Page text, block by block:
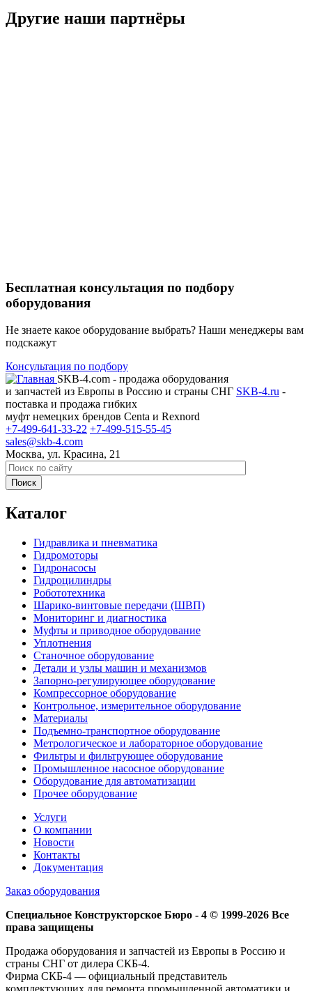
Другие наши партнёры
Бесплатная консультация по подбору
оборудования
Не знаете какое оборудование выбрать? Наши менеджеры вам
подскажут
Консультация по подбору
SKB-4.com - продажа оборудования
и запчастей из Европы в Россию и страны СНГ SKB-4.ru -
поставка и продажа гибких
муфт немецких брендов Centa и Rexnord
+7-499-641-33-22 +7-499-515-55-45
sales@skb-4.com
Москва, ул. Красина, 21
Каталог
Гидравлика и пневматика
Гидромоторы
Гидронасосы
Гидроцилиндры
Робототехника
Шарико-винтовые передачи (ШВП)
Мониторинг и диагностика
Муфты и приводное оборудование
Уплотнения
Станочное оборудование
Детали и узлы машин и механизмов
Запорно-регулирующее оборудование
Компрессорное оборудование
Контрольное, измерительное оборудование
Материалы
Подъемно-транспортное оборудование
Метрологическое и лабораторное оборудование
Фильтры и фильтрующее оборудование
Промышленное насосное оборудование
Оборудование для автоматизации
Прочее оборудование
Услуги
О компании
Новости
Контакты
Документация
Заказ оборудования
Специальное Конструкторское Бюро - 4 © 1999-2026 Все
права защищены
Продажа оборудования и запчастей из Европы в Россию и
страны СНГ от дилера СКБ-4.
Фирма СКБ-4 — официальный представитель
комплектующих для ремонта промышленной автоматики и